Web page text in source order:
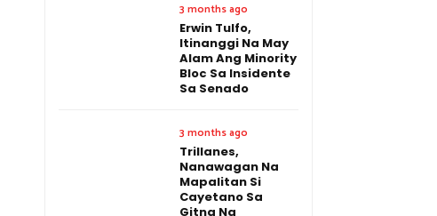
3 months ago
Erwin Tulfo,
Itinanggi Na May
Alam Ang Minority
Bloc Sa Insidente
Sa Senado
3 months ago
Trillanes,
Nanawagan Na
Mapalitan Si
Cayetano Sa
Gitna Ng